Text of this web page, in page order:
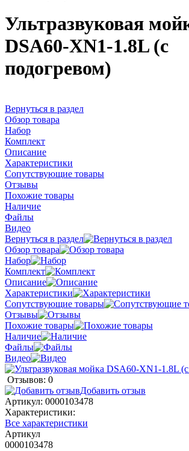
Ультразвуковая
DSA60-ХN1-1.8L (с
подогревом)
Вернуться в раздел
Обзор товара
Набор
Комплект
Описание
Характеристики
Сопутствующие товары
Отзывы
Похожие товары
Наличие
Файлы
Видео
Вернуться в раздел
Обзор товара
Набор
Комплект
Описание
Характеристики
Сопутствующие товары
Отзывы
Похожие товары
Наличие
Файлы
Видео
Отзывов: 0
Добавить отзыв
Артикул: 0000103478
Характеристики:
Все характеристики
Артикул
0000103478